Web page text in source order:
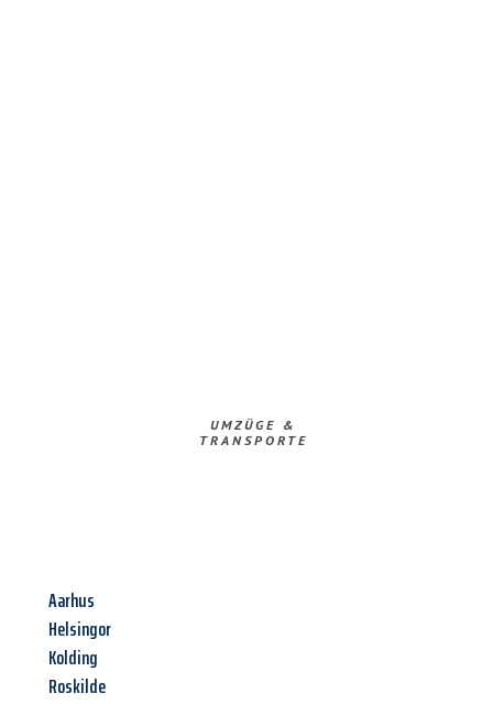
UMZÜGE &
TRANSPORTE
Aarhus
Helsingor
Kolding
Roskilde